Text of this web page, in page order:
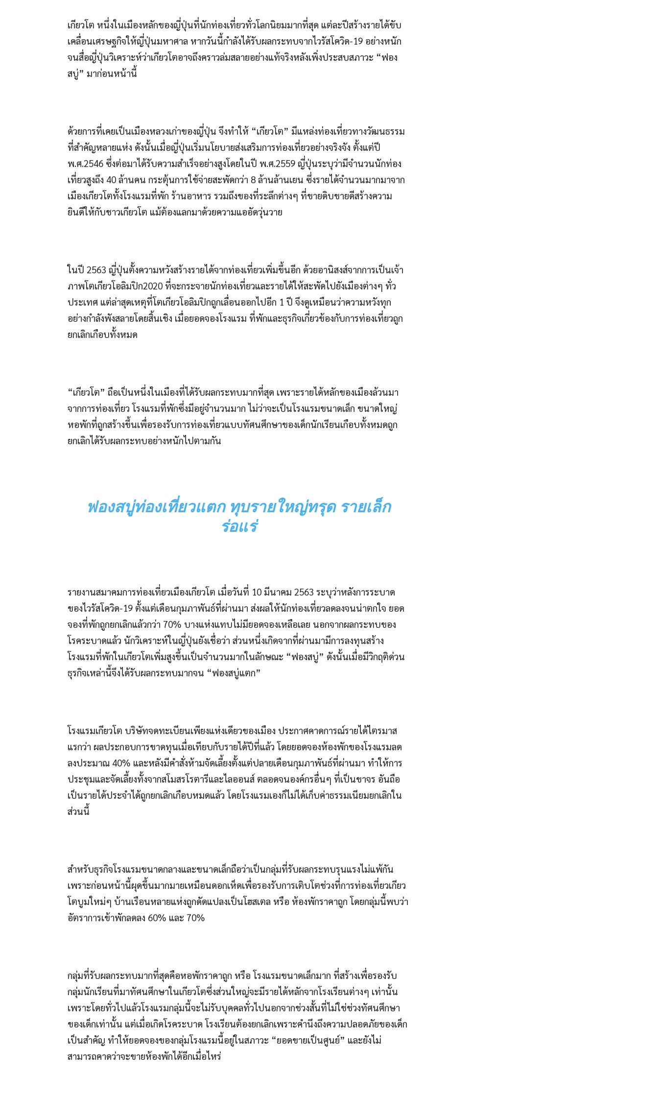
เกียวโต หนึ่งในเมืองหลักของญี่ปุ่นที่นักท่องเที่ยวทั่วโลกนิยมมากที่สุด แต่ละปีสร้างรายได้ขับ
เคลื่อนเศรษฐกิจให้ญี่ปุ่นมหาศาล หากวันนี้กำลังได้รับผลกระทบจากไวรัสโควิด-19 อย่างหนัก
จนสื่อญี่ปุ่นวิเคราะห์ว่าเกียวโตอาจถึงคราวล่มสลายอย่างแท้จริงหลังเพิ่งประสบสภาวะ “ฟอง
สบู่” มาก่อนหน้านี้
ด้วยการที่เคยเป็นเมืองหลวงเก่าของญี่ปุ่น จึงทำให้ “เกียวโต” มีแหล่งท่องเที่ยวทางวัฒนธรรม
ที่สำคัญหลายแห่ง ดังนั้นเมื่อญี่ปุ่นเริ่มนโยบายส่งเสริมการท่องเที่ยวอย่างจริงจัง ตั้งแต่ปี
พ.ศ.2546 ซึ่งต่อมาได้รับความสำเร็จอย่างสูงโดยในปี พ.ศ.2559 ญี่ปุ่นระบุว่ามีจำนวนนักท่อง
เที่ยวสูงถึง 40 ล้านคน กระตุ้นการใช้จ่ายสะพัดกว่า 8 ล้านล้านเยน ซึ่งรายได้จำนวนมากมาจาก
เมืองเกียวโตทั้งโรงแรมที่พัก ร้านอาหาร รวมถึงของที่ระลึกต่างๆ ที่ขายดิบขายดีสร้างความ
ยินดีให้กับชาวเกียวโต แม้ต้องแลกมาด้วยความแออัดวุ่นวาย
ในปี 2563 ญี่ปุ่นตั้งความหวังสร้างรายได้จากท่องเที่ยวเพิ่มขึ้นอีก ด้วยอานิสงส์จากการเป็นเจ้า
ภาพโตเกียวโอลิมปิก2020 ที่จะกระจายนักท่องเที่ยวและรายได้ให้สะพัดไปยังเมืองต่างๆ ทั่ว
ประเทศ แต่ล่าสุดเหตุที่โตเกียวโอลิมปิกถูกเลื่อนออกไปอีก 1 ปี จึงดูเหมือนว่าความหวังทุก
อย่างกำลังพังสลายโดยสิ้นเชิง เมื่อยอดจองโรงแรม ที่พักและธุรกิจเกี่ยวข้องกับการท่องเที่ยวถูก
ยกเลิกเกือบทั้งหมด
“เกียวโต” ถือเป็นหนึ่งในเมืองที่ได้รับผลกระทบมากที่สุด เพราะรายได้หลักของเมืองล้วนมา
จากการท่องเที่ยว โรงแรมที่พักซึ่งมีอยู่จำนวนมาก ไม่ว่าจะเป็นโรงแรมขนาดเล็ก ขนาดใหญ่
หอพักที่ถูกสร้างขึ้นเพื่อรองรับการท่องเที่ยวแบบทัศนศึกษาของเด็กนักเรียนเกือบทั้งหมดถูก
ยกเลิกได้รับผลกระทบอย่างหนักไปตามกัน
ฟองสบู่ท่องเที่ยวแตก ทุบรายใหญ่ทรุด รายเล็ก
ร่อแร่
รายงานสมาคมการท่องเที่ยวเมืองเกียวโต เมื่อวันที่ 10 มีนาคม 2563 ระบุว่าหลังการระบาด
ของไวรัสโควิด-19 ตั้งแต่เดือนกุมภาพันธ์ที่ผ่านมา ส่งผลให้นักท่องเที่ยวลดลงจนน่าตกใจ ยอด
จองที่พักถูกยกเลิกแล้วกว่า 70% บางแห่งแทบไม่มียอดจองเหลือเลย นอกจากผลกระทบของ
โรคระบาดแล้ว นักวิเคราะห์ในญี่ปุ่นยังเชื่อว่า ส่วนหนึ่งเกิดจากที่ผ่านมามีการลงทุนสร้าง
โรงแรมที่พักในเกียวโตเพิ่มสูงขึ้นเป็นจำนวนมากในลักษณะ “ฟองสบู่” ดังนั้นเมื่อมีวิกฤติด่วน
ธุรกิจเหล่านี้จึงได้รับผลกระทบมากจน “ฟองสบู่แตก”
โรงแรมเกียวโต บริษัทจดทะเบียนเพียงแห่งเดียวของเมือง ประกาศคาดการณ์รายได้ไตรมาส
แรกว่า ผลประกอบการขาดทุนเมื่อเทียบกับรายได้ปีที่แล้ว โดยยอดจองห้องพักของโรงแรมลด
ลงประมาณ 40% และหลังมีคำสั่งห้ามจัดเลี้ยงตั้งแต่ปลายเดือนกุมภาพันธ์ที่ผ่านมา ทำให้การ
ประชุมและจัดเลี้ยงทั้งจากสโมสรโรตารีและไลออนส์ ตลอดจนองค์กรอื่นๆ ที่เป็นขาจร อันถือ
เป็นรายได้ประจำได้ถูกยกเลิกเกือบหมดแล้ว โดยโรงแรมเองก็ไม่ได้เก็บค่าธรรมเนียมยกเลิกใน
ส่วนนี้
สำหรับธุรกิจโรงแรมขนาดกลางและขนาดเล็กถือว่าเป็นกลุ่มที่รับผลกระทบรุนแรงไม่แพ้กัน
เพราะก่อนหน้านี้ผุดขึ้นมากมายเหมือนดอกเห็ดเพื่อรองรับการเติบโตช่วงที่การท่องเที่ยวเกียว
โตบูมใหม่ๆ บ้านเรือนหลายแห่งถูกดัดแปลงเป็นโฮสเตล หรือ ห้องพักราคาถูก โดยกลุ่มนี้พบว่า
อัตราการเข้าพักลดลง 60% และ 70%
กลุ่มที่รับผลกระทบมากที่สุดคือหอพักราคาถูก หรือ โรงแรมขนาดเล็กมาก ที่สร้างเพื่อรองรับ
กลุ่มนักเรียนที่มาทัศนศึกษาในเกียวโตซึ่งส่วนใหญ่จะมีรายได้หลักจากโรงเรียนต่างๆ เท่านั้น
เพราะโดยทั่วไปแล้วโรงแรมกลุ่มนี้จะไม่รับบุคคลทั่วไปนอกจากช่วงสั้นที่ไม่ใช่ช่วงทัศนศึกษา
ของเด็กเท่านั้น แต่เมื่อเกิดโรคระบาด โรงเรียนต้องยกเลิกเพราะคำนึงถึงความปลอดภัยของเด็ก
เป็นสำคัญ ทำให้ยอดจองของกลุ่มโรงแรมนี้อยู่ในสภาวะ “ยอดขายเป็นศูนย์” และยังไม่
สามารถคาดว่าจะขายห้องพักได้อีกเมื่อไหร่